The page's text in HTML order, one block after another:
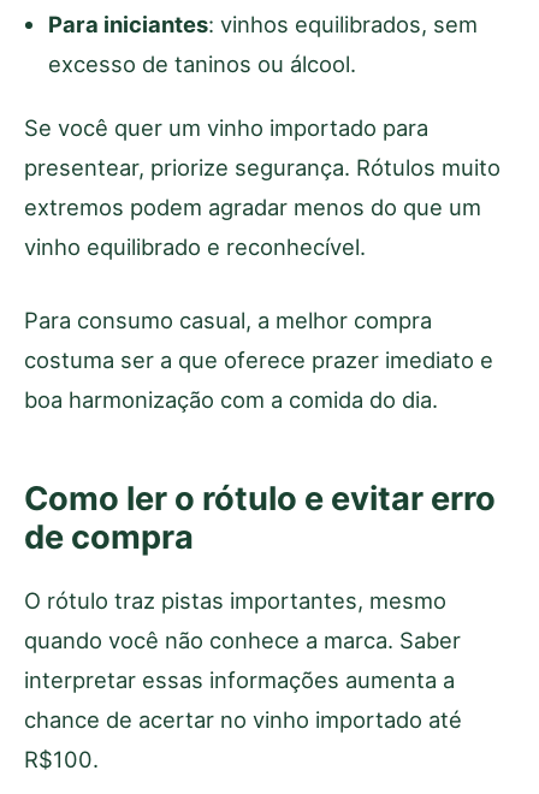
Para iniciantes: vinhos equilibrados, sem
excesso de taninos ou álcool.
Se você quer um vinho importado para
presentear, priorize segurança. Rótulos muito
extremos podem agradar menos do que um
vinho equilibrado e reconhecível.
Para consumo casual, a melhor compra
costuma ser a que oferece prazer imediato e
boa harmonização com a comida do dia.
Como ler o rótulo e evitar erro
de compra
O rótulo traz pistas importantes, mesmo
quando você não conhece a marca. Saber
interpretar essas informações aumenta a
chance de acertar no vinho importado até
R$100.